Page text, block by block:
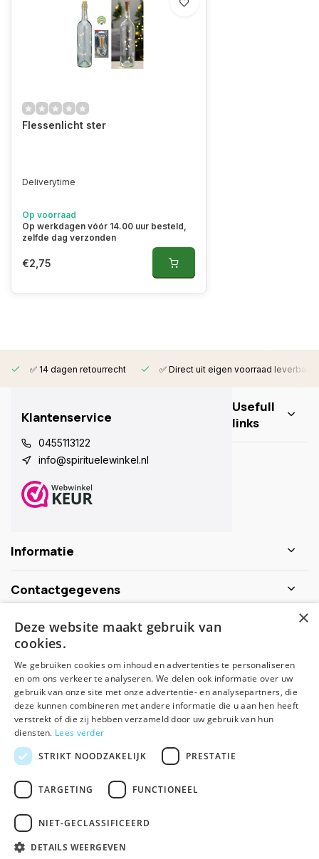
Flessenlicht ster
Deliverytime
Op voorraad
Op werkdagen vóór 14.00 uur besteld,
zelfde dag verzonden
€2,75
✅ 14 dagen retourrecht ✅ Direct uit eigen voorraad leverbaar
Klantenservice
0455113122
info@spirituelewinkel.nl
Usefull
links
Informatie
Contactgegevens
Schijf je nu in voor de nieuwsbrief
Abonneer
Algemene voorwaarden Disclaimer
×
Deze website maakt gebruik van
cookies.
We gebruiken cookies om inhoud en advertenties te personaliseren
en om ons verkeer te analyseren. We delen ook informatie over uw
gebruik van onze site met onze advertentie- en analysepartners, die
deze kunnen combineren met andere informatie die u aan hen heeft
verstrekt of die zij hebben verzameld door uw gebruik van hun
diensten. Lees verder
STRIKT NOODZAKELIJK
PRESTATIE
TARGETING FUNCTIONEEL
NIET-GECLASSIFICEERD
DETAILS WEERGEVEN